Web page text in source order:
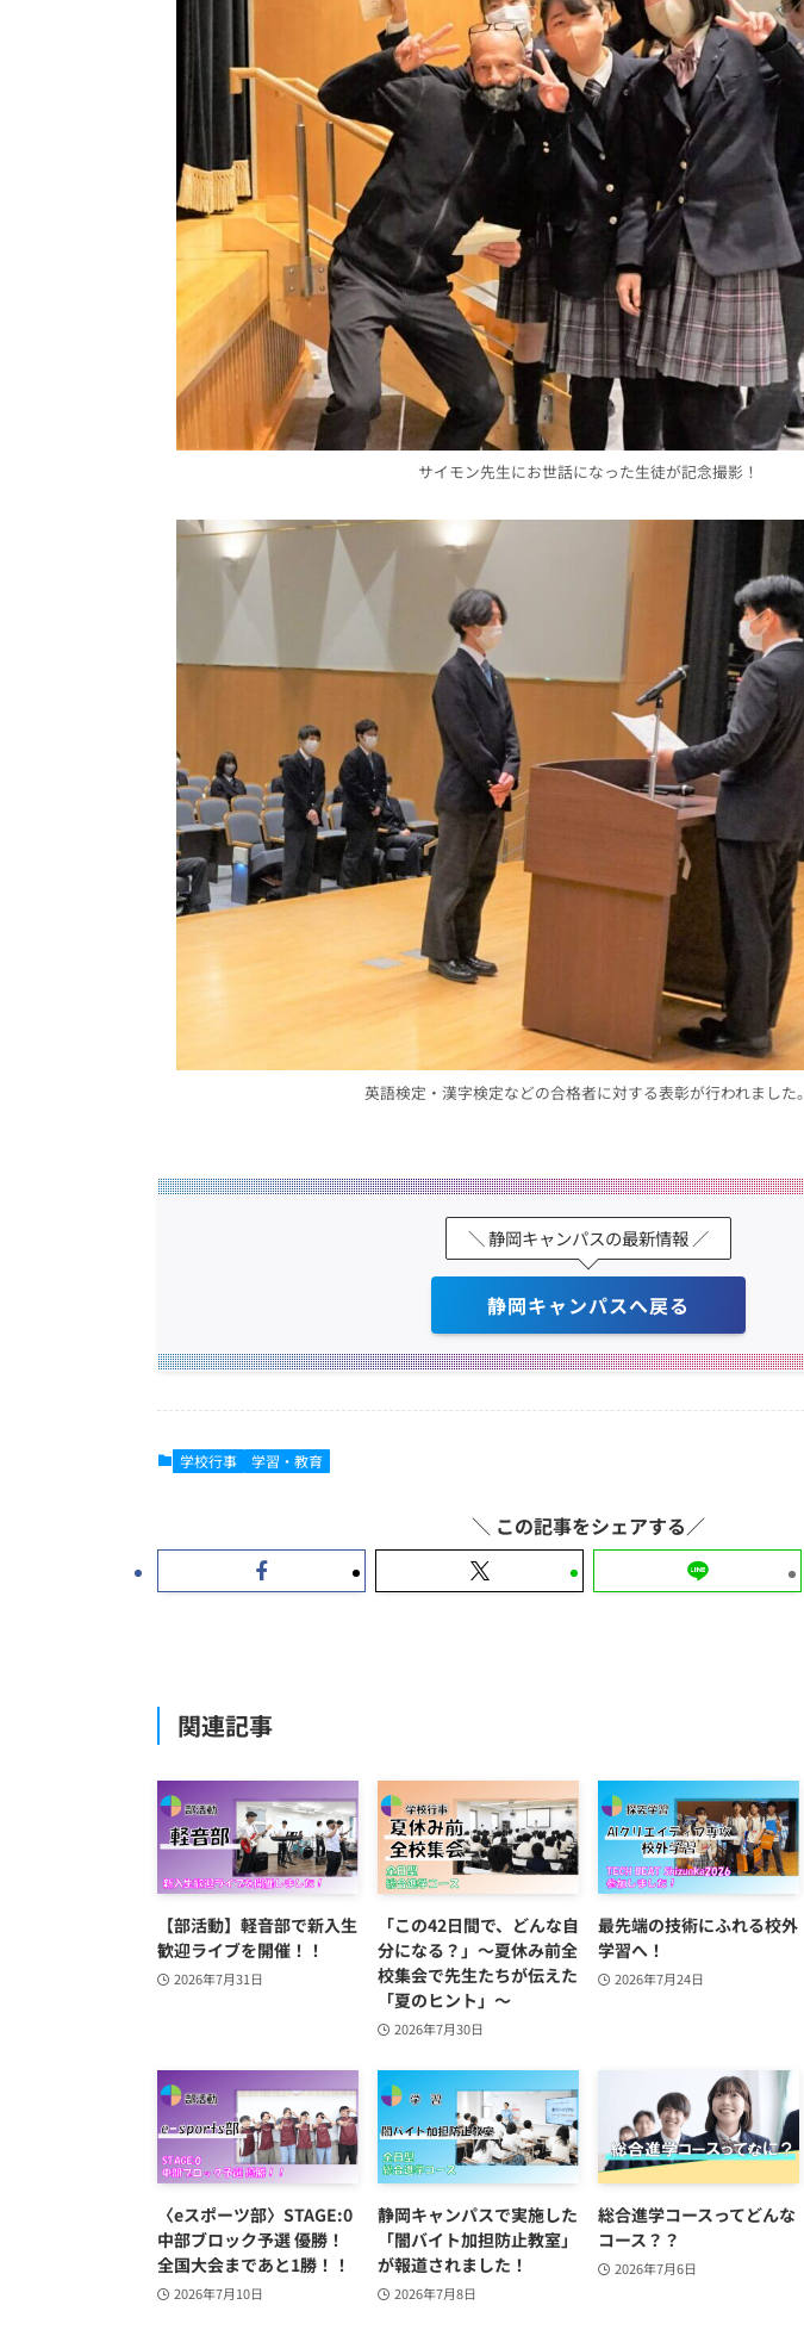
サイモン先生にお世話になった生徒が記念撮影！
英語検定・漢字検定などの合格者に対する表彰が行われました。
＼ 静岡キャンパスの最新情報 ／
静岡キャンパスへ戻る
学校行事 学習・教育
関連記事
【部活動】軽音部で新入生
歓迎ライブを開催！！
2026年7月31日
「この42日間で、どんな自
分になる？」～夏休み前全
校集会で先生たちが伝えた
「夏のヒント」～
2026年7月30日
最先端の技術にふれる校外
学習へ！
2026年7月24日
〈eスポーツ部〉STAGE:0
中部ブロック予選 優勝！
全国大会まであと1勝！！
2026年7月10日
静岡キャンパスで実施した
「闇バイト加担防止教室」
が報道されました！
2026年7月8日
総合進学コースってどんな
コース？？
2026年7月6日